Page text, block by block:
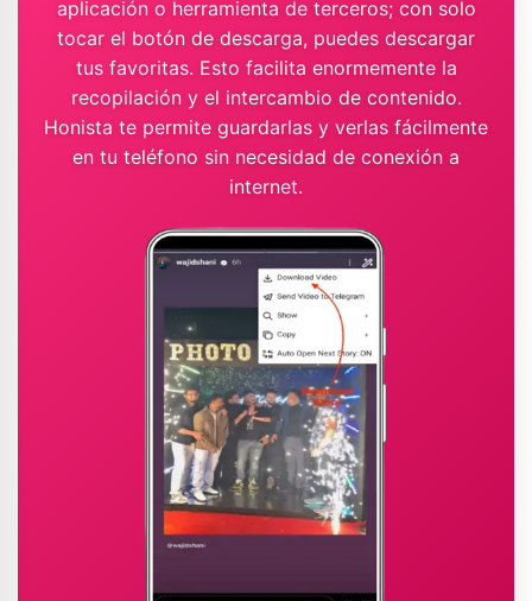
aplicación o herramienta de terceros; con solo
tocar el botón de descarga, puedes descargar
tus favoritas. Esto facilita enormemente la
recopilación y el intercambio de contenido.
Honista te permite guardarlas y verlas fácilmente
en tu teléfono sin necesidad de conexión a
internet.